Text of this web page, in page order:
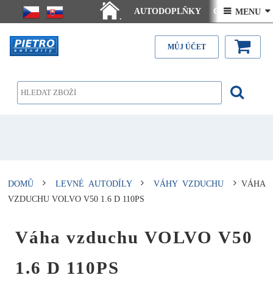
.
AUTODOPLŇKY Ceny doručení
Články - návody Kontakt
 MENU 
MŮJ ÚČET
DOMŮ LEVNÉ AUTODÍLY VÁHY VZDUCHU
VÁHA
VZDUCHU VOLVO V50 1.6 D 110PS
Váha vzduchu VOLVO V50
1.6 D 110PS